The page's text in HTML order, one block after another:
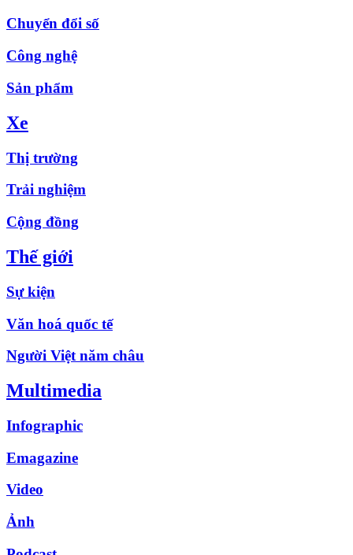
Chuyển đổi số
Công nghệ
Sản phẩm
Xe
Thị trường
Trải nghiệm
Cộng đồng
Thế giới
Sự kiện
Văn hoá quốc tế
Người Việt năm châu
Multimedia
Infographic
Emagazine
Video
Ảnh